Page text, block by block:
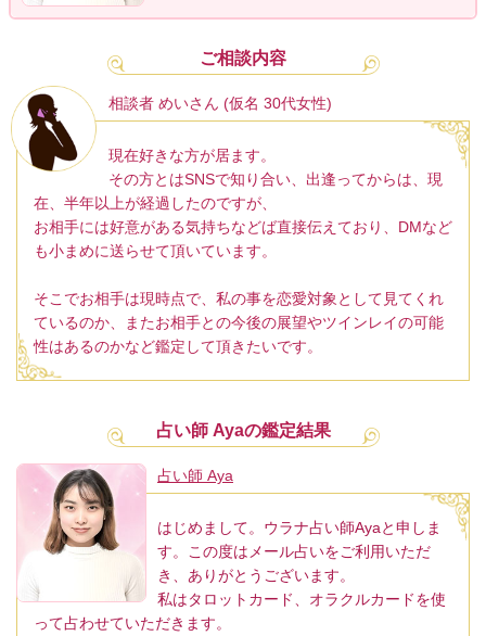
ご相談内容
相談者 めいさん (仮名 30代女性)
現在好きな方が居ます。
その方とはSNSで知り合い、出逢ってからは、現
在、半年以上が経過したのですが、
お相手には好意がある気持ちなどば直接伝えており、DMなど
も小まめに送らせて頂いています。
そこでお相手は現時点で、私の事を恋愛対象として見てくれ
ているのか、またお相手との今後の展望やツインレイの可能
性はあるのかなど鑑定して頂きたいです。
占い師 Ayaの鑑定結果
占い師 Aya
はじめまして。ウラナ占い師Ayaと申しま
す。この度はメール占いをご利用いただ
き、ありがとうございます。
私はタロットカード、オラクルカードを使
って占わせていただきます。